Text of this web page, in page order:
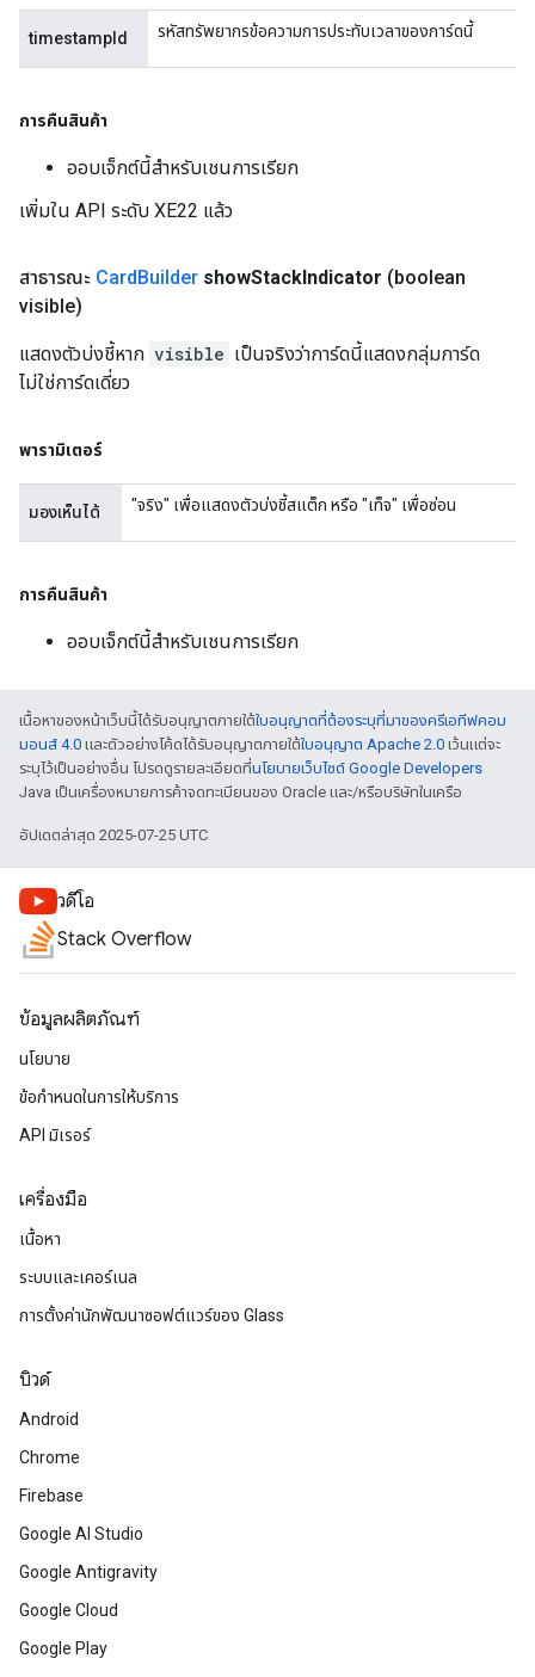
timestampId รหัสทรัพยากรข้อความการประทับเวลาของการ์ดนี้
การคืนสินค้า
ออบเจ็กต์นี้สำหรับเชนการเรียก
เพิ่มใน API ระดับ XE22 แล้ว
สาธารณะ CardBuilder showStackIndicator (boolean
visible)
แสดงตัวบ่งชี้หาก visible เป็นจริงว่าการ์ดนี้แสดงกลุ่มการ์ด
ไม่ใช่การ์ดเดี่ยว
พารามิเตอร์
มองเห็นได้ "จริง" เพื่อแสดงตัวบ่งชี้สแต็ก หรือ "เท็จ" เพื่อซ่อน
การคืนสินค้า
ออบเจ็กต์นี้สำหรับเชนการเรียก
เนื้อหาของหน้าเว็บนี้ได้รับอนุญาตภายใต้ใบอนุญาตที่ต้องระบุที่มาของครีเอทีฟคอม
มอนส์ 4.0 และตัวอย่างโค้ดได้รับอนุญาตภายใต้ใบอนุญาต Apache 2.0 เว้นแต่จะ
ระบุไว้เป็นอย่างอื่น โปรดดูรายละเอียดที่นโยบายเว็บไซต์ Google Developers
Java เป็นเครื่องหมายการค้าจดทะเบียนของ Oracle และ/หรือบริษัทในเครือ
อัปเดตล่าสุด 2025-07-25 UTC
วิดีโอ
Stack Overflow
ข้อมูลผลิตภัณฑ์
นโยบาย
ข้อกำหนดในการให้บริการ
API มิเรอร์
เครื่องมือ
เนื้อหา
ระบบและเคอร์เนล
การตั้งค่านักพัฒนาซอฟต์แวร์ของ Glass
บิวด์
Android
Chrome
Firebase
Google AI Studio
Google Antigravity
Google Cloud
Google Play